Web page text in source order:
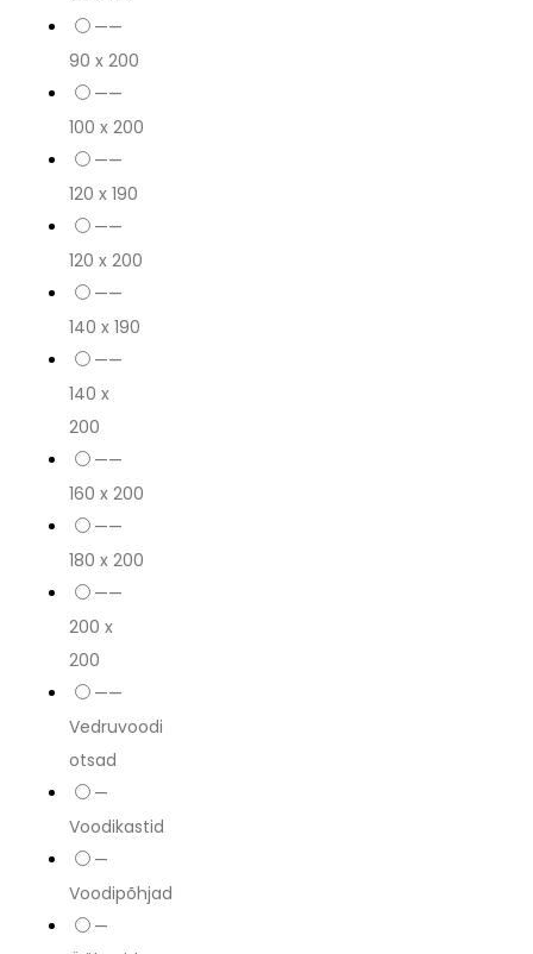
——
90 x 200
——
100 x 200
——
120 x 190
——
120 x 200
——
140 x 190
——
140 x
200
——
160 x 200
——
180 x 200
——
200 x
200
——
Vedruvoodi
otsad
—
Voodikastid
—
Voodipõhjad
—